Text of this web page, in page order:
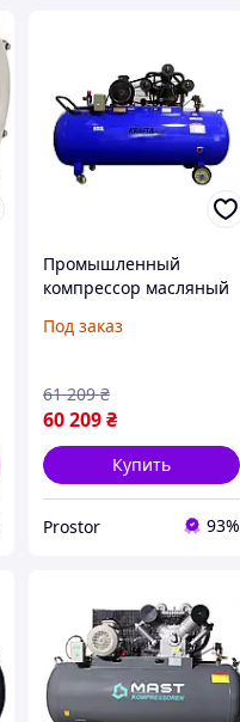
Промышленный
компрессор масляный
л 3 цилиндра 400В
Под заказ
60 209 ₴
61 209 ₴
Купить
Prostor 93%